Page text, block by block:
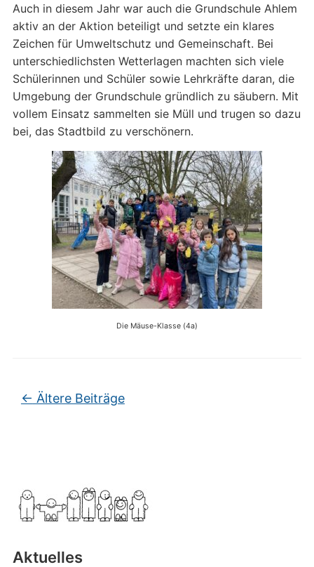
Auch in diesem Jahr war auch die Grundschule Ahlem
aktiv an der Aktion beteiligt und setzte ein klares
Zeichen für Umweltschutz und Gemeinschaft. Bei
unterschiedlichsten Wetterlagen machten sich viele
Schülerinnen und Schüler sowie Lehrkräfte daran, die
Umgebung der Grundschule gründlich zu säubern. Mit
vollem Einsatz sammelten sie Müll und trugen so dazu
bei, das Stadtbild zu verschönern.
Die Mäuse-Klasse (4a)
Beitragsnavigation
← Ältere Beiträge
Aktuelles